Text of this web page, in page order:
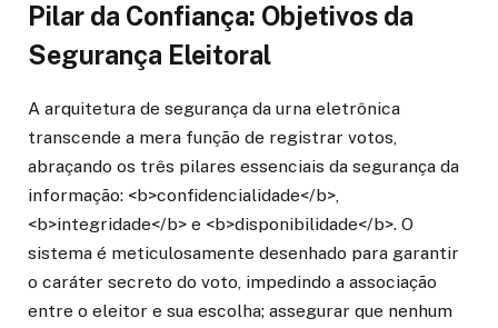
Pilar da Confiança: Objetivos da
Segurança Eleitoral
A arquitetura de segurança da urna eletrônica
transcende a mera função de registrar votos,
abraçando os três pilares essenciais da segurança da
informação: <b>confidencialidade</b>,
<b>integridade</b> e <b>disponibilidade</b>. O
sistema é meticulosamente desenhado para garantir
o caráter secreto do voto, impedindo a associação
entre o eleitor e sua escolha; assegurar que nenhum